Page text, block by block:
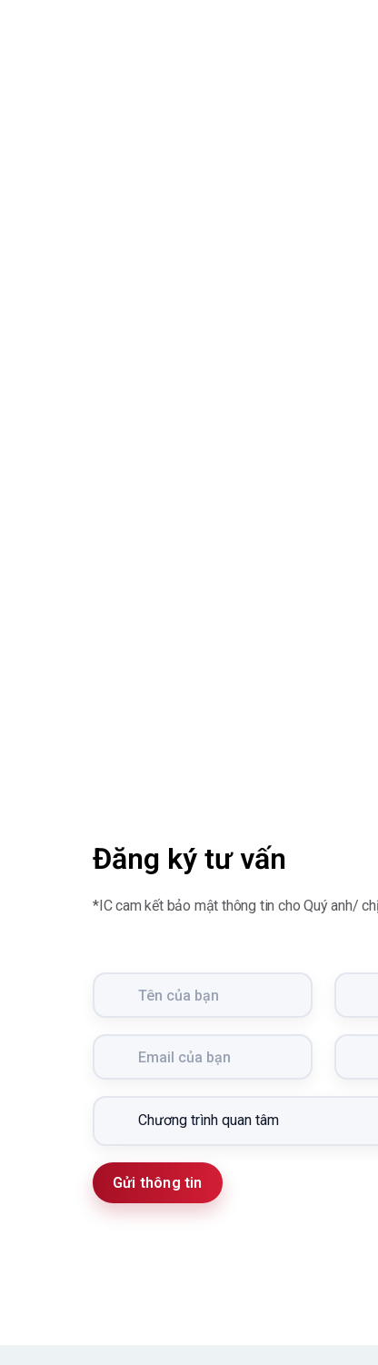
Đăng ký tư vấn
*IC cam kết bảo mật thông tin cho Quý anh/ chị
Gửi thông tin